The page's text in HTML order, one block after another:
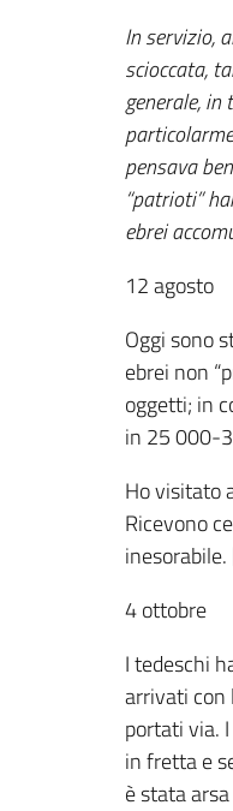
In servizio,
scioccata,
generale,
pensava
“patrioti”
ebrei
12 agosto
Oggi sono
ebrei non
oggetti; in
in 25 000-
Ho visitato
Ricevono
4 ottobre
I tedeschi
arrivati con
portati via.
in fretta e
è stata